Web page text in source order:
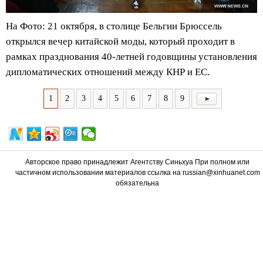
На Фото: 21 октября, в столице Бельгии Брюссель
открылся вечер китайской моды, который проходит в
рамках празднования 40-летней годовщины установления
дипломатических отношений между КНР и ЕС.
1 2 3 4 5 6 7 8 9
Авторское право принадлежит Агентству Синьхуа При полном или
частичном использовании материалов ссылка на russian@xinhuanet.com
обязательна